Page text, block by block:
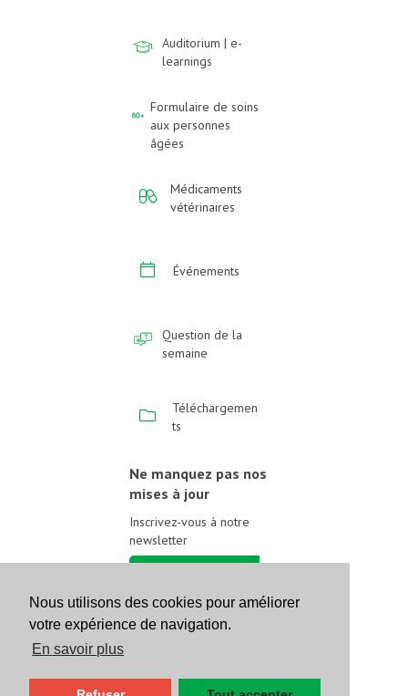
Nous utilisons des cookies pour améliorer
votre expérience de navigation.
En savoir plus
Auditorium | e-
learnings
Formulaire de soins
aux personnes
âgées
Médicaments
vétérinaires
Événements
Question de la
semaine
Téléchargemen
ts
Ne manquez pas nos
mises à jour
Inscrivez-vous à notre
newsletter
Suivez-nous sur les